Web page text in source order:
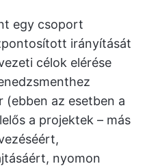
egy csoport
irányítását
célok elérése
(ebben az esetben a
a projektek – más
nyomon